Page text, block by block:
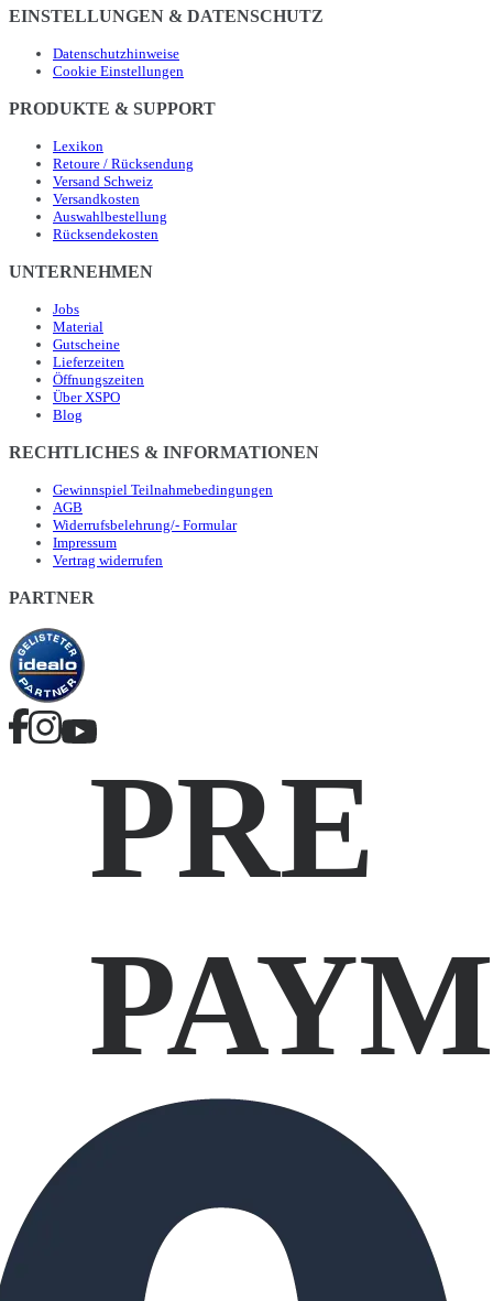
EINSTELLUNGEN & DATENSCHUTZ
Datenschutzhinweise
Cookie Einstellungen
PRODUKTE & SUPPORT
Lexikon
Retoure / Rücksendung
Versand Schweiz
Versandkosten
Auswahlbestellung
Rücksendekosten
UNTERNEHMEN
Jobs
Material
Gutscheine
Lieferzeiten
Öffnungszeiten
Über XSPO
Blog
RECHTLICHES & INFORMATIONEN
Gewinnspiel Teilnahmebedingungen
AGB
Widerrufsbelehrung/- Formular
Impressum
Vertrag widerrufen
PARTNER